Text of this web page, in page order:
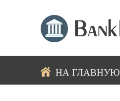
НА ГЛАВНУЮ